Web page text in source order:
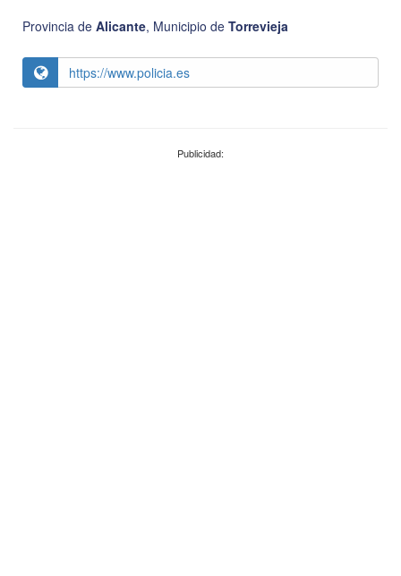
Provincia de Alicante, Municipio de Torrevieja
https://www.policia.es
Publicidad: